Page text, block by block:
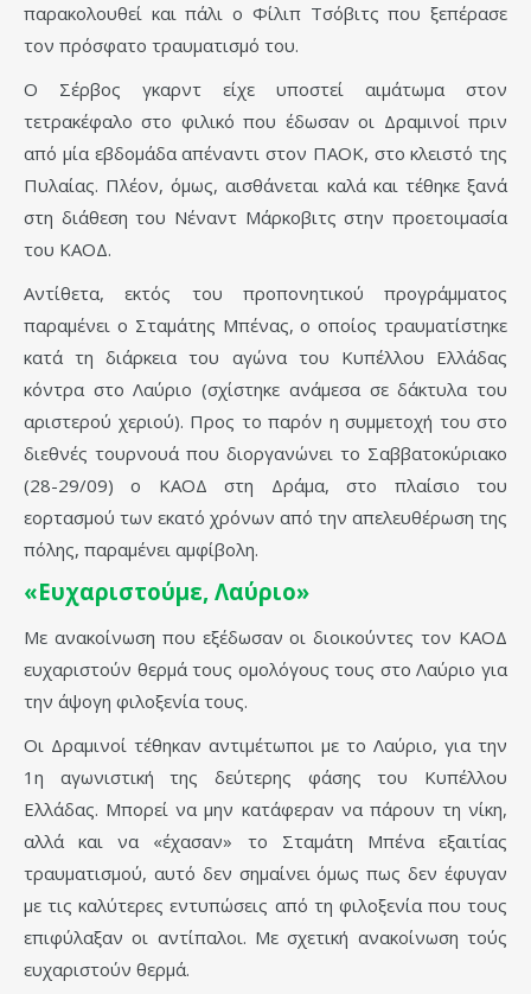
παρακολουθεί και πάλι ο Φίλιπ Τσόβιτς που ξεπέρασε
τον πρόσφατο τραυματισμό του.
Ο Σέρβος γκαρντ είχε υποστεί αιμάτωμα στον
τετρακέφαλο στο φιλικό που έδωσαν οι Δραμινοί πριν
από μία εβδομάδα απέναντι στον ΠΑΟΚ, στο κλειστό της
Πυλαίας. Πλέον, όμως, αισθάνεται καλά και τέθηκε ξανά
στη διάθεση του Νέναντ Μάρκοβιτς στην προετοιμασία
του ΚΑΟΔ.
Αντίθετα, εκτός του προπονητικού προγράμματος
παραμένει ο Σταμάτης Μπένας, ο οποίος τραυματίστηκε
κατά τη διάρκεια του αγώνα του Κυπέλλου Ελλάδας
κόντρα στο Λαύριο (σχίστηκε ανάμεσα σε δάκτυλα του
αριστερού χεριού). Προς το παρόν η συμμετοχή του στο
διεθνές τουρνουά που διοργανώνει το Σαββατοκύριακο
(28-29/09) ο ΚΑΟΔ στη Δράμα, στο πλαίσιο του
εορτασμού των εκατό χρόνων από την απελευθέρωση της
πόλης, παραμένει αμφίβολη.
«Ευχαριστούμε, Λαύριο»
Με ανακοίνωση που εξέδωσαν οι διοικούντες τον ΚΑΟΔ
ευχαριστούν θερμά τους ομολόγους τους στο Λαύριο για
την άψογη φιλοξενία τους.
Οι Δραμινοί τέθηκαν αντιμέτωποι με το Λαύριο, για την
1η αγωνιστική της δεύτερης φάσης του Κυπέλλου
Ελλάδας. Μπορεί να μην κατάφεραν να πάρουν τη νίκη,
αλλά και να «έχασαν» το Σταμάτη Μπένα εξαιτίας
τραυματισμού, αυτό δεν σημαίνει όμως πως δεν έφυγαν
με τις καλύτερες εντυπώσεις από τη φιλοξενία που τους
επιφύλαξαν οι αντίπαλοι. Με σχετική ανακοίνωση τούς
ευχαριστούν θερμά.